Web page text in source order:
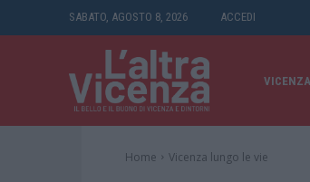
SABATO, AGOSTO 8, 2026 ACCEDI
Home Vicenza lungo le vie